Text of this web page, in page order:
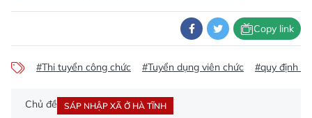
Copy link
#Thi tuyển công chức #Tuyển dụng viên chức #quy định
Chủ đề SÁP NHẬP XÃ Ở HÀ TĨNH